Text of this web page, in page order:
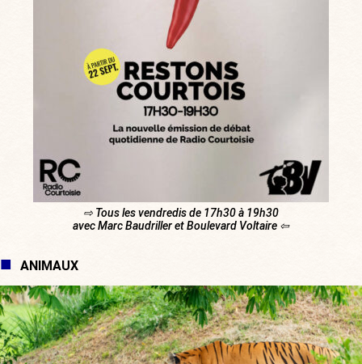
⇨ Tous les vendredis de 17h30 à 19h30
avec Marc Baudriller et Boulevard Voltaire ⇦
ANIMAUX